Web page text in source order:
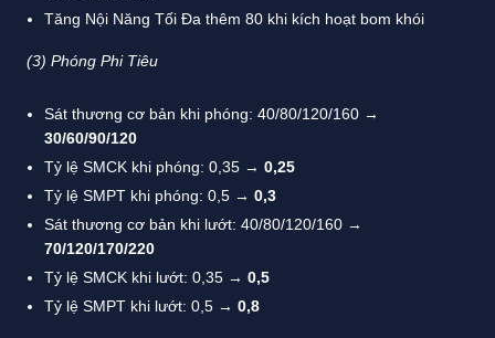
Tăng Nội Năng Tối Đa thêm 80 khi kích hoạt bom khói
(3) Phóng Phi Tiêu
Sát thương cơ bản khi phóng: 40/80/120/160 →
30/60/90/120
Tỷ lệ SMCK khi phóng: 0,35 → 0,25
Tỷ lệ SMPT khi phóng: 0,5 → 0,3
Sát thương cơ bản khi lướt: 40/80/120/160 →
70/120/170/220
Tỷ lệ SMCK khi lướt: 0,35 → 0,5
Tỷ lệ SMPT khi lướt: 0,5 → 0,8